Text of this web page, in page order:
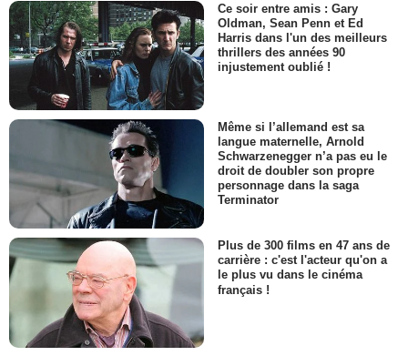
Ce soir entre amis : Gary
Oldman, Sean Penn et Ed
Harris dans l'un des meilleurs
thrillers des années 90
injustement oublié !
Même si l’allemand est sa
langue maternelle, Arnold
Schwarzenegger n’a pas eu le
droit de doubler son propre
personnage dans la saga
Terminator
Plus de 300 films en 47 ans de
carrière : c'est l'acteur qu'on a
le plus vu dans le cinéma
français !